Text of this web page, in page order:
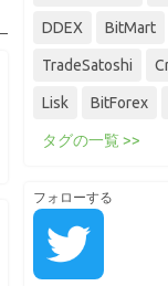
DDEX BitMart
TradeSatoshi
Lisk BitForex
タグの一覧 >>
フォローする